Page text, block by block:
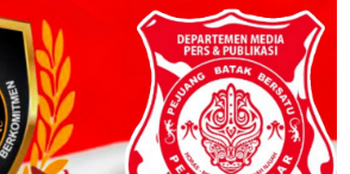
Oknum PPPK Terkait Dugaan
Anak Magang Di Kantor Kemenhaj
Kini Diperiksa Di Kanwil Kemenhaj
Sumut